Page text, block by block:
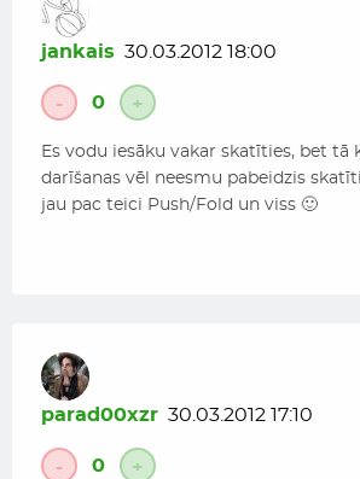
начавшись)))
в покер на
jankais 30.03.2012 18:00
- 0 +
Es vodu iesāku vakar skatīties, bet tā
darīšanas vēl neesmu pabeidzis
jau pac teici Push/Fold un viss 🙂
parad00xzr 30.03.2012 17:10
- 0 +